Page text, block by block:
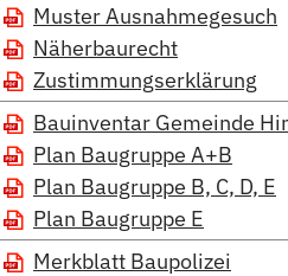
Muster Ausnahmegesuch
Näherbaurecht
Zustimmungserklärung
Bauinventar Gemeinde
Plan Baugruppe A+B
Plan Baugruppe B, C, D, E
Plan Baugruppe E
Merkblatt Baupolizei